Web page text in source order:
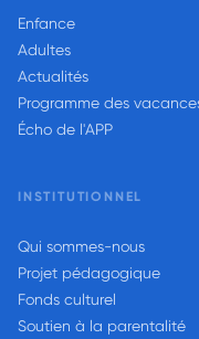
Enfance
Adultes
Actualités
Programme des
Écho de l'APP
INSTITUTIONNEL
Qui sommes-nous
Projet pédagogique
Fonds culturel
Soutien à la parentalité